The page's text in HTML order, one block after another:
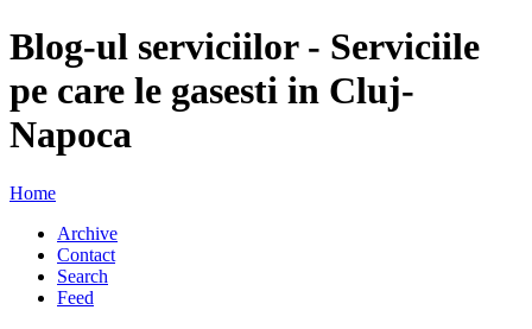
Blog-ul serviciilor - Serviciile
pe care le gasesti in Cluj-
Napoca
Home
Archive
Contact
Search
Feed